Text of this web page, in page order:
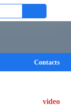
Contacts
video